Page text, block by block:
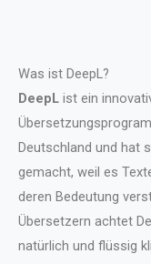
Was ist DeepL?
DeepL ist ein
Deutschland und hat
gemacht, weil es
deren Bedeutung
Übersetzern achtet
natürlich und flüssig